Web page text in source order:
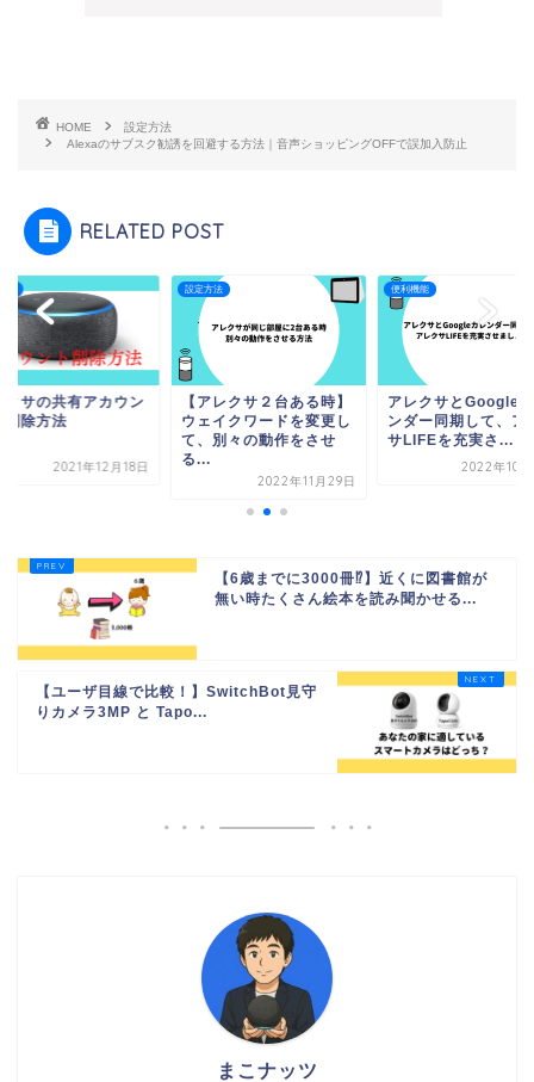
HOME
設定方法
Alexaのサブスク勧誘を回避する方法｜音声ショッピングOFFで誤加入防止
RELATED POST
クサの共有アカウン
削除方法
2021年12月18日
設定方法
【アレクサ２台ある時】
ウェイクワードを変更し
て、別々の動作をさせ
る...
2022年11月29日
便利機能
アレクサとGoogle
ンダー同期して、ア
サLIFEを充実さ...
2022年10
【6歳までに3000冊⁉】近くに図書館が
無い時たくさん絵本を読み聞かせる...
【ユーザ目線で比較！】SwitchBot見守
りカメラ3MP と Tapo...
まこナッツ